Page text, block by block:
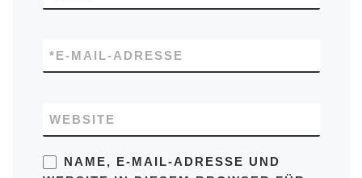
E-MAIL-ADRESSE
*
WEBSITE
NAME, E-MAIL-ADRESSE UND